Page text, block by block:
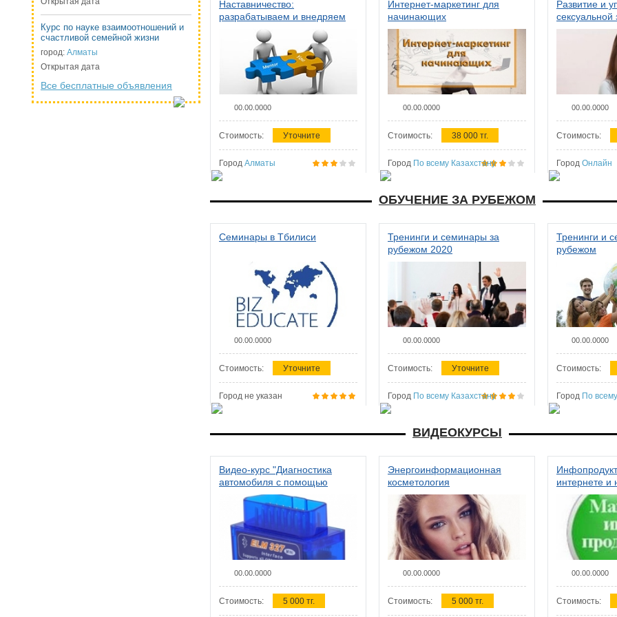
Курс по науке взаимоотношений и
счастливой семейной жизни
город: Алматы
Открытая дата
Все бесплатные объявления
Наставничество:
разрабатываем и внедряем
систему наставничества в
организации
00.00.0000
Стоимость: Уточните
Город Алматы
Интернет-маркетинг для
начинающих
00.00.0000
Стоимость: 38 000 тг.
Город По всему Казахстану
Развитие и
сексуальной
женщин
00.00.0000
Стоимость:
Город Онлайн
ОБУЧЕНИЕ ЗА РУБЕЖОМ
Семинары в Тбилиси
00.00.0000
Стоимость: Уточните
Город не указан
Тренинги и семинары за
рубежом 2020
00.00.0000
Стоимость: Уточните
Город По всему Казахстану
Тренинги и
рубежом
00.00.0000
Стоимость:
Город По
ВИДЕОКУРСЫ
Видео-курс "Диагностика
автомобиля с помощью
сканера ELM 327"
00.00.0000
Стоимость: 5 000 тг.
Энергоинформационная
косметология
00.00.0000
Стоимость: 5 000 тг.
интернете и
00.00.0000
Стоимость: